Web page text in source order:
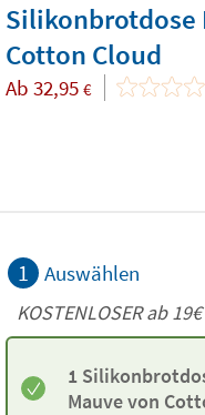
Silikonbrotdose
Cotton Cloud
Ab 32,95 €
1 Auswählen
KOSTENLOSER ab 19€
1
Mauve von